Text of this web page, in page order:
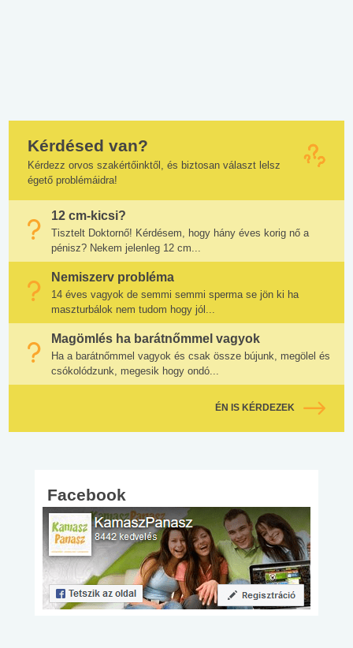
Kérdésed van?
Kérdezz orvos szakértőinktől, és biztosan választ lelsz
égető problémáidra!
12 cm-kicsi?
Tisztelt Doktornő! Kérdésem, hogy hány éves korig nő a
pénisz? Nekem jelenleg 12 cm...
Nemiszerv probléma
14 éves vagyok de semmi semmi sperma se jön ki ha
maszturbálok nem tudom hogy jól...
Magömlés ha barátnőmmel vagyok
Ha a barátnőmmel vagyok és csak össze bújunk, megölel és
csókolódzunk, megesik hogy ondó...
ÉN IS KÉRDEZEK
Facebook